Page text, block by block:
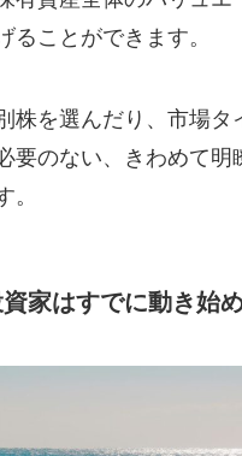
ることができます。
株を選んだり、市場タ
要のない、きわめて明
。
家はすでに動き始